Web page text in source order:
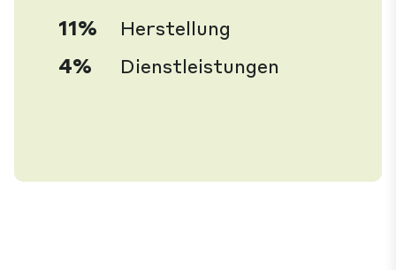
11%
Herstellung
4%
Dienstleistungen